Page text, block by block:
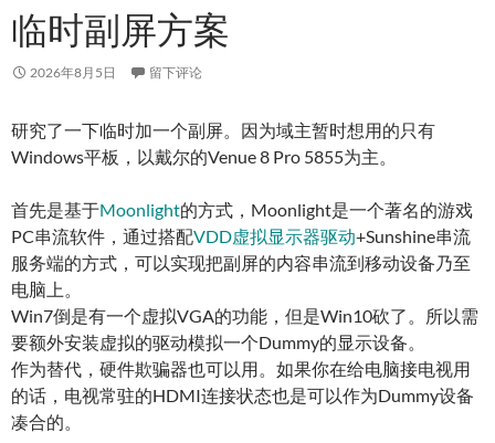
临时副屏方案
2026年8月5日 留下评论
研究了一下临时加一个副屏。因为域主暂时想用的只有
Windows平板，以戴尔的Venue 8 Pro 5855为主。
首先是基于Moonlight的方式，Moonlight是一个著名的游戏
PC串流软件，通过搭配VDD虚拟显示器驱动+Sunshine串流
服务端的方式，可以实现把副屏的内容串流到移动设备乃至
电脑上。
Win7倒是有一个虚拟VGA的功能，但是Win10砍了。所以需
要额外安装虚拟的驱动模拟一个Dummy的显示设备。
作为替代，硬件欺骗器也可以用。如果你在给电脑接电视用
的话，电视常驻的HDMI连接状态也是可以作为Dummy设备
凑合的。